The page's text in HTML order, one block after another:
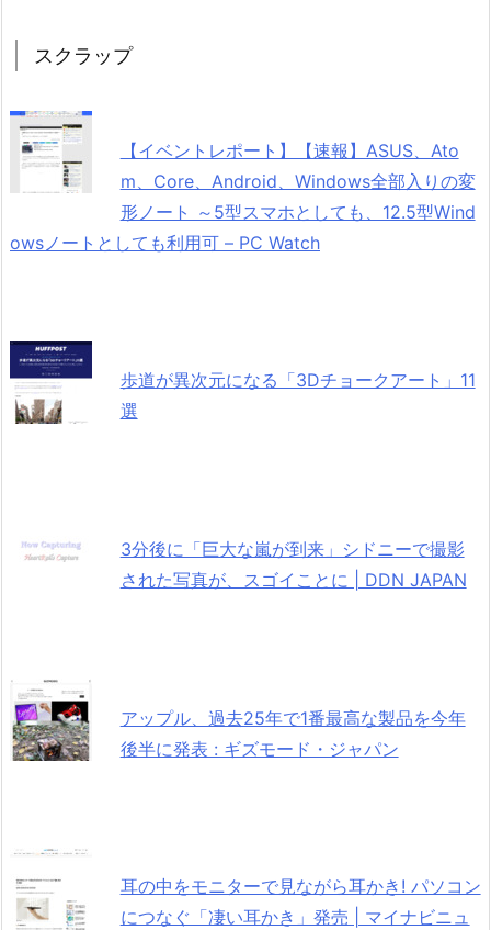
スクラップ
【イベントレポート】【速報】ASUS、Ato
m、Core、Android、Windows全部入りの変
形ノート ～5型スマホとしても、12.5型Wind
owsノートとしても利用可 – PC Watch
歩道が異次元になる「3Dチョークアート」11
選
3分後に「巨大な嵐が到来」シドニーで撮影
された写真が、スゴイことに | DDN JAPAN
アップル、過去25年で1番最高な製品を今年
後半に発表 : ギズモード・ジャパン
耳の中をモニターで見ながら耳かき! パソコン
につなぐ「凄い耳かき」発売 | マイナビニュ